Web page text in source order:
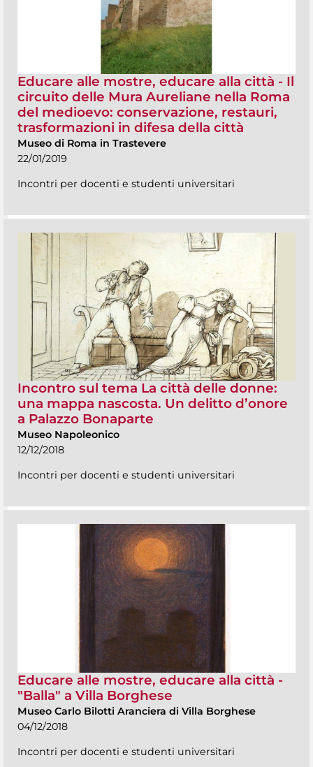
Educare alle mostre, educare alla città - Il
circuito delle Mura Aureliane nella Roma
del medioevo: conservazione, restauri,
trasformazioni in difesa della città
Museo di Roma in Trastevere
22/01/2019
Incontri per docenti e studenti universitari
Incontro sul tema La città delle donne:
una mappa nascosta. Un delitto d’onore
a Palazzo Bonaparte
Museo Napoleonico
12/12/2018
Incontri per docenti e studenti universitari
Educare alle mostre, educare alla città -
"Balla" a Villa Borghese
Museo Carlo Bilotti Aranciera di Villa Borghese
04/12/2018
Incontri per docenti e studenti universitari